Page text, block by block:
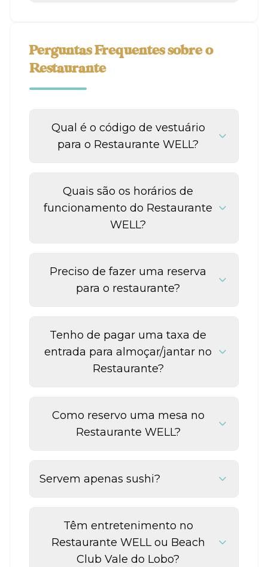
Perguntas Frequentes sobre o
Restaurante
Qual é o código de vestuário
para o Restaurante WELL?
Quais são os horários de
funcionamento do Restaurante
WELL?
Preciso de fazer uma reserva
para o restaurante?
Tenho de pagar uma taxa de
entrada para almoçar/jantar no
Restaurante?
Como reservo uma mesa no
Restaurante WELL?
Servem apenas sushi?
Têm entretenimento no
Restaurante WELL ou Beach
Club Vale do Lobo?